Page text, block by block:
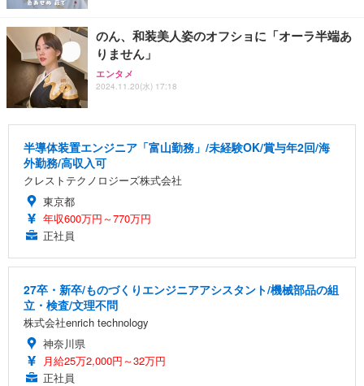
のん、和装美人姿のオフショに「オーラ半端あ
りません」
エンタメ
2024.11.20(水) 17:18
半導体装置エンジニア「富山勤務」/未経験OK/賞与年2回/海
外勤務/高収入可
クレストテクノロジーズ株式会社
東京都
年収600万円～770万円
正社員
27卒・新卒/ものづくりエンジニアアシスタント/機械部品の組
立・検査/文理不問
株式会社enrich technology
神奈川県
月給25万2,000円～32万円
正社員